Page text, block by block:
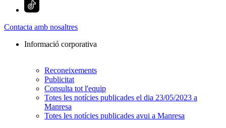
Contacta amb nosaltres
Informació corporativa
Reconeixements
Publicitat
Consulta tot l'equip
Totes les notícies publicades el dia 23/05/2023 a
Manresa
Totes les notícies publicades avui a Manresa